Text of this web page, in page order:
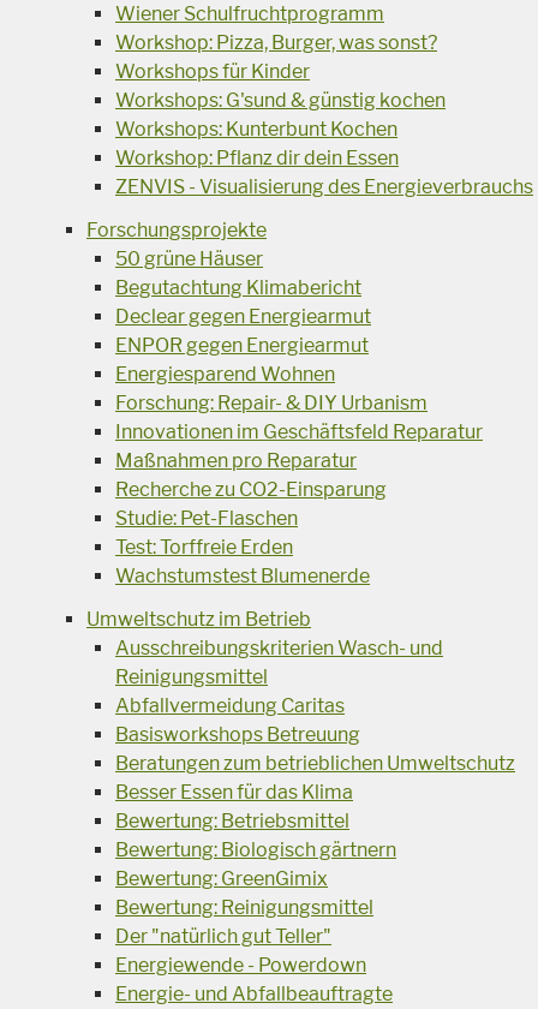
Wiener Schulfruchtprogramm
Workshop: Pizza, Burger, was sonst?
Workshops für Kinder
Workshops: G'sund & günstig kochen
Workshops: Kunterbunt Kochen
Workshop: Pflanz dir dein Essen
ZENVIS - Visualisierung des Energieverbrauchs
Forschungsprojekte
50 grüne Häuser
Begutachtung Klimabericht
Declear gegen Energiearmut
ENPOR gegen Energiearmut
Energiesparend Wohnen
Forschung: Repair- & DIY Urbanism
Innovationen im Geschäftsfeld Reparatur
Maßnahmen pro Reparatur
Recherche zu CO2-Einsparung
Studie: Pet-Flaschen
Test: Torffreie Erden
Wachstumstest Blumenerde
Umweltschutz im Betrieb
Ausschreibungskriterien Wasch- und
Reinigungsmittel
Abfallvermeidung Caritas
Basisworkshops Betreuung
Beratungen zum betrieblichen Umweltschutz
Besser Essen für das Klima
Bewertung: Betriebsmittel
Bewertung: Biologisch gärtnern
Bewertung: GreenGimix
Bewertung: Reinigungsmittel
Der "natürlich gut Teller"
Energiewende - Powerdown
Energie- und Abfallbeauftragte